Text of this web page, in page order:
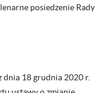
posiedzenie Rady
dnia 18 grudnia 2020 r.